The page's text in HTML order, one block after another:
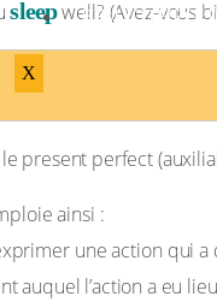
X
sleepwell? (Avez-vous
present perfect
ainsi :
une action qui
auquel l’action a eu